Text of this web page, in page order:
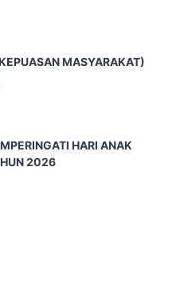
MASYARAKAT)
HARI ANAK
2026